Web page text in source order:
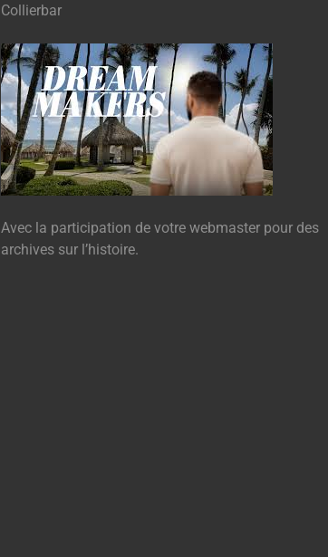
Collierbar
Avec la participation de votre webmaster pour des
archives sur l’histoire.